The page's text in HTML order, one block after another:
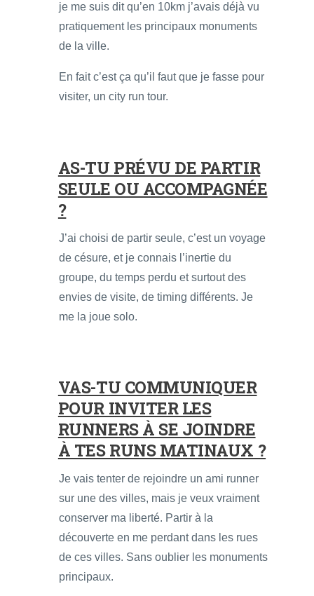
je me suis dit qu’en 10km j’avais déjà vu
pratiquement les principaux monuments
de la ville.
En fait c’est ça qu’il faut que je fasse pour
visiter, un city run tour.
AS-TU PRÉVU DE PARTIR
SEULE OU ACCOMPAGNÉE
?
J’ai choisi de partir seule, c’est un voyage
de césure, et je connais l’inertie du
groupe, du temps perdu et surtout des
envies de visite, de timing différents. Je
me la joue solo.
VAS-TU COMMUNIQUER
POUR INVITER LES
RUNNERS À SE JOINDRE
À TES RUNS MATINAUX ?
Je vais tenter de rejoindre un ami runner
sur une des villes, mais je veux vraiment
conserver ma liberté. Partir à la
découverte en me perdant dans les rues
de ces villes. Sans oublier les monuments
principaux.